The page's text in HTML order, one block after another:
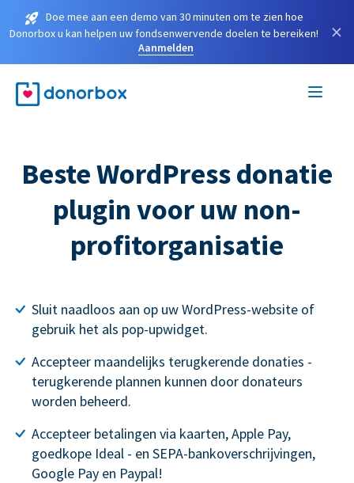
Doe mee aan een demo van 30 minuten om te zien hoe
Donorbox u kan helpen uw fondsenwervende doelen te bereiken!
Aanmelden
×
Beste WordPress donatie
plugin voor uw non-
profitorganisatie
Sluit naadloos aan op uw WordPress-website of
gebruik het als pop-upwidget.
Accepteer maandelijks terugkerende donaties -
terugkerende plannen kunnen door donateurs
worden beheerd.
Accepteer betalingen via kaarten, Apple Pay,
goedkope Ideal - en SEPA-bankoverschrijvingen,
Google Pay en Paypal!